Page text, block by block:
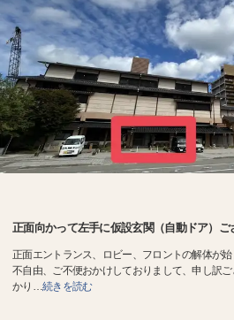
正面向かって左手に仮設玄関（自動ドア）ご
正面エントランス、ロビー、フロントの解体が
不自由、ご不便おかけしておりまして、申し訳
かり …続きを読む